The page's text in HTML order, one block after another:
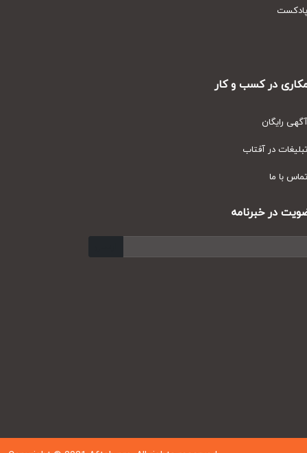
در کسب و کار
رایگان
در آفتاب
با ما
در خبرنامه